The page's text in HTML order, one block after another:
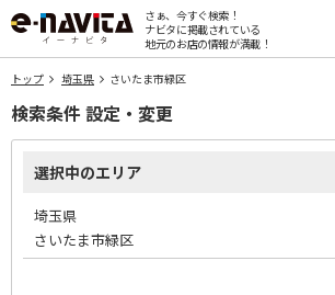
さぁ、今すぐ検索！
ナビタに掲載されている
地元のお店の情報が満載！
トップ 埼玉県 さいたま市緑区
検索条件 設定・変更
選択中のエリア
埼玉県
さいたま市緑区